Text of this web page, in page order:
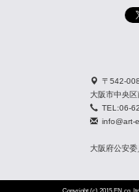
〒542-
大阪市中央区
TEL:06-
info@art-
大阪府公安